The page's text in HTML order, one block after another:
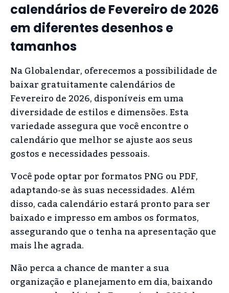
calendários de Fevereiro de 2026
em diferentes desenhos e
tamanhos
Na Globalendar, oferecemos a possibilidade de
baixar gratuitamente calendários de
Fevereiro de 2026, disponíveis em uma
diversidade de estilos e dimensões. Esta
variedade assegura que você encontre o
calendário que melhor se ajuste aos seus
gostos e necessidades pessoais.
Você pode optar por formatos PNG ou PDF,
adaptando-se às suas necessidades. Além
disso, cada calendário estará pronto para ser
baixado e impresso em ambos os formatos,
assegurando que o tenha na apresentação que
mais lhe agrada.
Não perca a chance de manter a sua
organização e planejamento em dia, baixando